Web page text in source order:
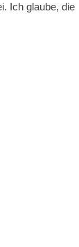
Ich glaube, die